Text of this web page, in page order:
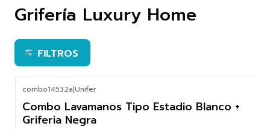
Grifería Luxury Home
FILTROS
-20%
OFF
combo14532a|Unifer
Combo Lavamanos Tipo Estadio Blanco +
Griferia Negra